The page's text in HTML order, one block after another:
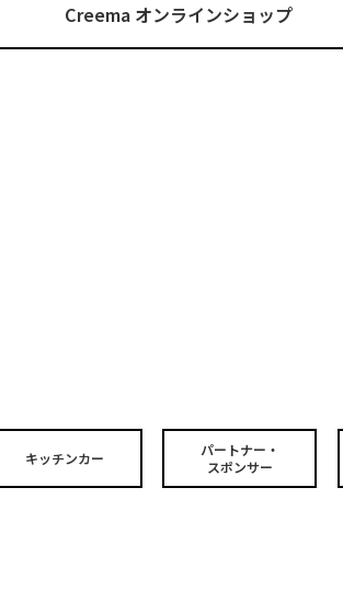
Creema オンラインショップ
キッチンカー
パートナー・
スポンサー